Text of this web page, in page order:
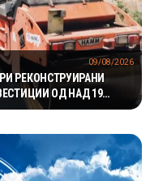
РЕКОНСТРУИРАНИ
ОД НАД 19
09/08/2026